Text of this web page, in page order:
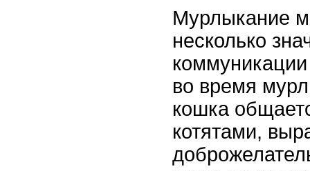
Мурлыкание
несколько
во время
кошка
котятами,